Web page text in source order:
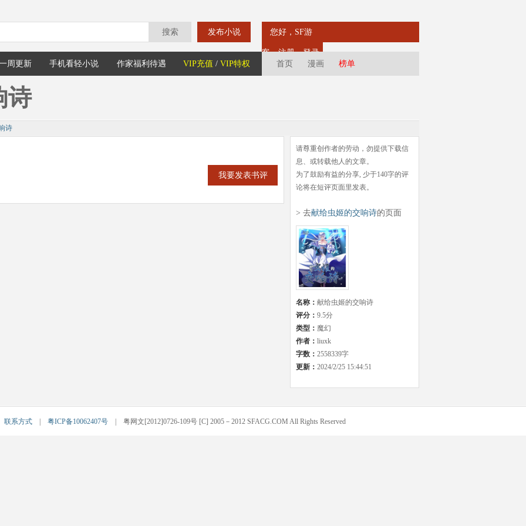
搜索 发布小说 您好，SF游
客注册
登录
周更新 手机看轻小说 作家福利待遇 VIP充值 / VIP特权 首页 漫画 榜单
诗
诗
我要发表书评
请尊重创作者的劳动，勿提供下载信
息、或转载他人的文章。
为了鼓励有益的分享, 少于140字的评
论将在短评页面里发表。
> 去献给虫姬的交响诗的页面
名称： 献给虫姬的交响诗
评分： 9.5分
类型： 魔幻
作者： liuxk
字数： 2558339字
更新： 2024/2/25 15:44:51
联系方式 粤ICP备10062407号 | 粤网文[2012]0726-109号 [C] 2005－2012 SFACG.COM All Rights Reserved